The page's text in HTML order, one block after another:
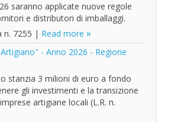
saranno applicate nuove regole
e distributori di imballaggi.
n. 7255 | Read more
- Anno 2026 - Regione
stanzia 3 milioni di euro a fondo
gli investimenti e la transizione
artigiane locali (L.R. n.